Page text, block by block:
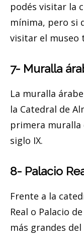
podés visitar la
mínima, pero si
visitar el museo
7- Muralla
La muralla
la Catedral de
primera muralla
siglo IX.
8- Palacio
Frente a la
Real o Palacio
más grandes